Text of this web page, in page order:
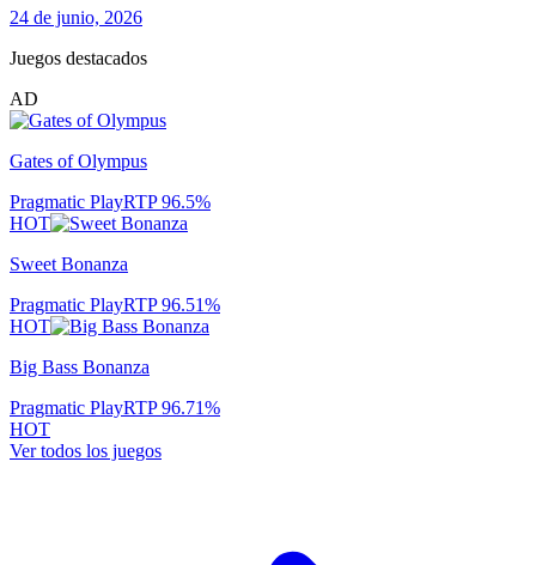
24 de junio, 2026
Juegos destacados
AD
Gates of Olympus
Pragmatic PlayRTP96.5%
HOT
Sweet Bonanza
Pragmatic PlayRTP96.51%
HOT
Big Bass Bonanza
Pragmatic PlayRTP96.71%
HOT
Ver todos los juegos